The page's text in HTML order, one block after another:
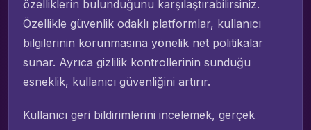
özelliklerin bulunduğunu karşılaştırabilirsiniz.
Özellikle güvenlik odaklı platformlar, kullanıcı
bilgilerinin korunmasına yönelik net politikalar
sunar. Ayrıca gizlilik kontrollerinin sunduğu
esneklik, kullanıcı güvenliğini artırır.
Kullanıcı geri bildirimlerini incelemek, gerçek